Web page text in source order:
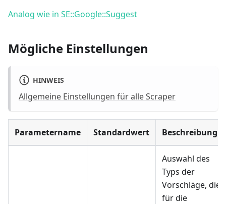
Analog wie in SE::Google::Suggest
Mögliche Einstellungen
HINWEIS
Allgemeine Einstellungen für alle Scraper
Parametername Standardwert Beschreibung
Auswahl des
Typs der
Vorschläge, die
für die